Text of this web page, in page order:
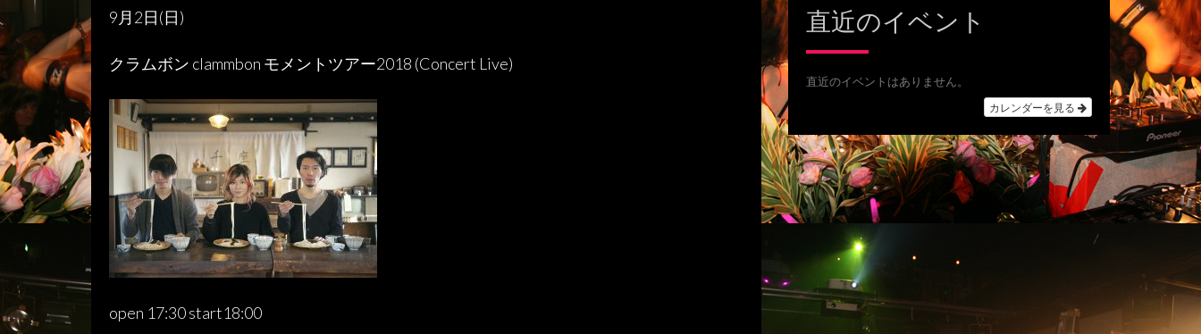
9月2日(日)
クラムボン clammbon モメントツアー2018 (Concert Live)
open 17:30 start18:00
直近のイベント
直近のイベントはありません。
カレンダーを見る